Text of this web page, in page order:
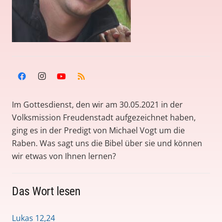
Im Gottesdienst, den wir am 30.05.2021 in der
Volksmission Freudenstadt aufgezeichnet haben,
ging es in der Predigt von Michael Vogt um die
Raben. Was sagt uns die Bibel über sie und können
wir etwas von Ihnen lernen?
Das Wort lesen
Lukas 12,24